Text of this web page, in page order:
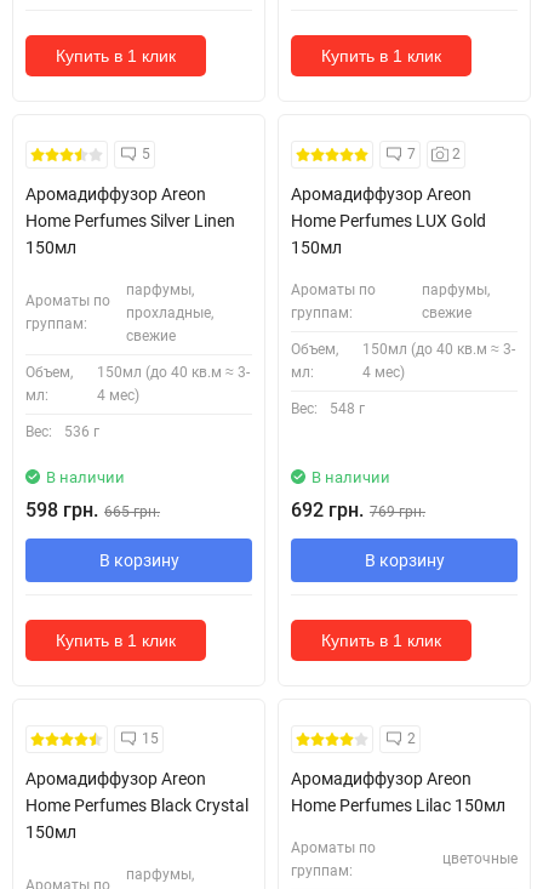
Купить в 1 клик Купить в 1 клик
Знову в наявності +
безкоштовна доставка!
5
Аромадиффузор Areon
Home Perfumes Silver Linen
150мл
Ароматы по
группам:
парфумы,
прохладные,
свежие
Объем,
мл:
150мл (до 40 кв.м ≈ 3-
4 мес)
Вес: 536 г
В наличии
598 грн. 665 грн.
В корзину
Купить в 1 клик
7 2
Аромадиффузор Areon
Home Perfumes LUX Gold
150мл
Ароматы по
группам:
парфумы,
свежие
Объем,
мл:
150мл (до 40 кв.м ≈ 3-
4 мес)
Вес: 548 г
В наличии
692 грн. 769 грн.
В корзину
Купить в 1 клик
Безкоштовна Доставка
15
Аромадиффузор Areon
Home Perfumes Black Crystal
150мл
Ароматы по
парфумы,
Знову в наявності +
безкоштовна доставка!
2
Аромадиффузор Areon
Home Perfumes Lilac 150мл
Ароматы по
группам:
цветочные